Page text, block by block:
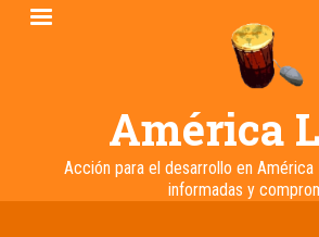
Pasar
América
Acción para el desarrollo en
informadas y